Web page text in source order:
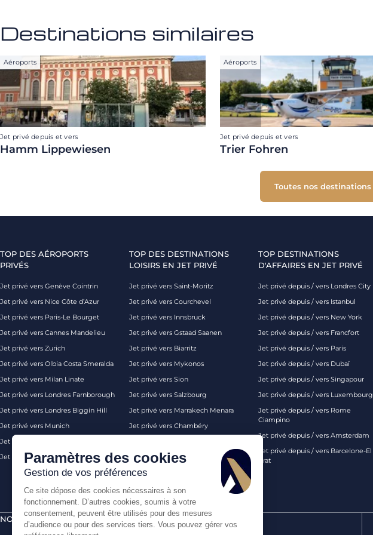
Destinations similaires
Aéroports
Jet privé depuis et vers
Hamm Lippewiesen
Aéroports
Jet privé depuis et vers
Trier Fohren
Toutes nos destinations
TOP DES AÉROPORTS
PRIVÉS
Jet privé vers Genève Cointrin
Jet privé vers Nice Côte d’Azur
Jet privé vers Paris-Le Bourget
Jet privé vers Cannes Mandelieu
Jet privé vers Zurich
Jet privé vers Olbia Costa Smeralda
Jet privé vers Milan Linate
Jet privé vers Londres Farnborough
Jet privé vers Londres Biggin Hill
Jet privé vers Munich
Jet privé vers Monaco
Jet privé vers Palma de Majorque
TOP DES DESTINATIONS
LOISIRS EN JET PRIVÉ
Jet privé vers Saint-Moritz
Jet privé vers Courchevel
Jet privé vers Innsbruck
Jet privé vers Gstaad Saanen
Jet privé vers Biarritz
Jet privé vers Mykonos
Jet privé vers Sion
Jet privé vers Salzbourg
Jet privé vers Marrakech Menara
Jet privé vers Chambéry
Jet privé vers Londres
TOP DESTINATIONS
D'AFFAIRES EN JET PRIVÉ
Jet privé depuis / vers Londres City
Jet privé depuis / vers Istanbul
Jet privé depuis / vers New York
Jet privé depuis / vers Francfort
Jet privé depuis / vers Paris
Jet privé depuis / vers Dubaï
Jet privé depuis / vers Singapour
Jet privé depuis / vers Luxembourg
Jet privé depuis / vers Rome
Ciampino
Jet privé depuis / vers Amsterdam
Jet privé depuis / vers Barcelone-El
Prat
NOS CERTIFICATIONS PAIEMENTS SÉCURISÉS PAR
Paramètres des cookies
Gestion de vos préférences
Ce site dépose des cookies nécessaires à son
fonctionnement. D’autres cookies, soumis à votre
consentement, peuvent être utilisés pour des mesures
d’audience ou pour des services tiers. Vous pouvez gérer vos